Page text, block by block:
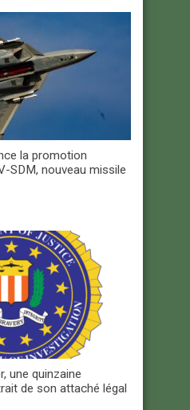
la promotion
SDM, nouveau missile
une quinzaine
de son attaché légal